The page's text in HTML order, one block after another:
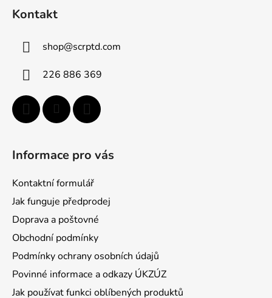
Kontakt
shop@scrptd.com
226 886 369
Informace pro vás
Kontaktní formulář
Jak funguje předprodej
Doprava a poštovné
Obchodní podmínky
Podmínky ochrany osobních údajů
Povinné informace a odkazy ÚKZÚZ
Jak používat funkci oblíbených produktů